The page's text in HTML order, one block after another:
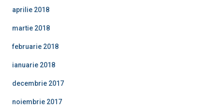
aprilie 2018
martie 2018
februarie 2018
ianuarie 2018
decembrie 2017
noiembrie 2017